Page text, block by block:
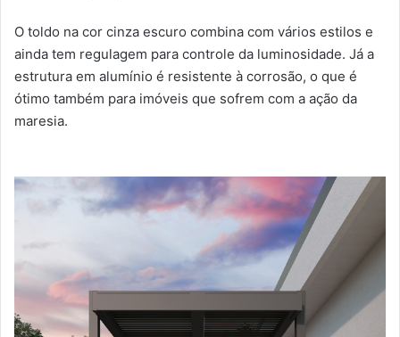
O toldo na cor cinza escuro combina com vários estilos e
ainda tem regulagem para controle da luminosidade. Já a
estrutura em alumínio é resistente à corrosão, o que é
ótimo também para imóveis que sofrem com a ação da
maresia.